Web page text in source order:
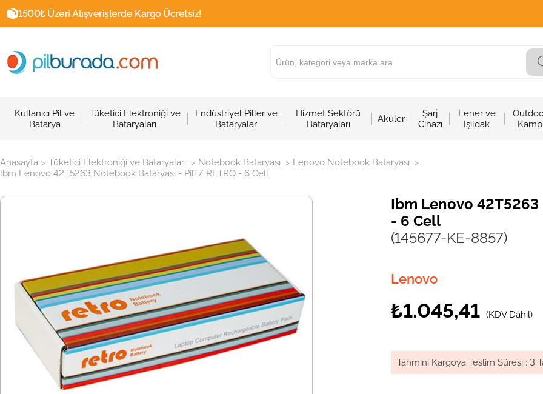
1500₺ Üzeri Alışverişlerde Kargo Ücretsiz!
Kullanıcı Pil ve
Batarya
Tüketici Elektroniği ve
Bataryaları
Endüstriyel Piller ve
Bataryalar
Hizmet Sektörü
Bataryaları
Aküler
Şarj
Cihazı
Fener ve
Işıldak
Kamp
Anasayfa > Tüketici Elektroniği ve Bataryaları > Notebook Bataryası > Lenovo Notebook Bataryası >
Ibm Lenovo 42T5263 Notebook Bataryası - Pili / RETRO - 6 Cell
Ibm Lenovo 42T5263
- 6 Cell
(145677-KE-8857)
Lenovo
₺1.045,41 (KDV Dahil)
Tahmini Kargoya Teslim Süresi : 3